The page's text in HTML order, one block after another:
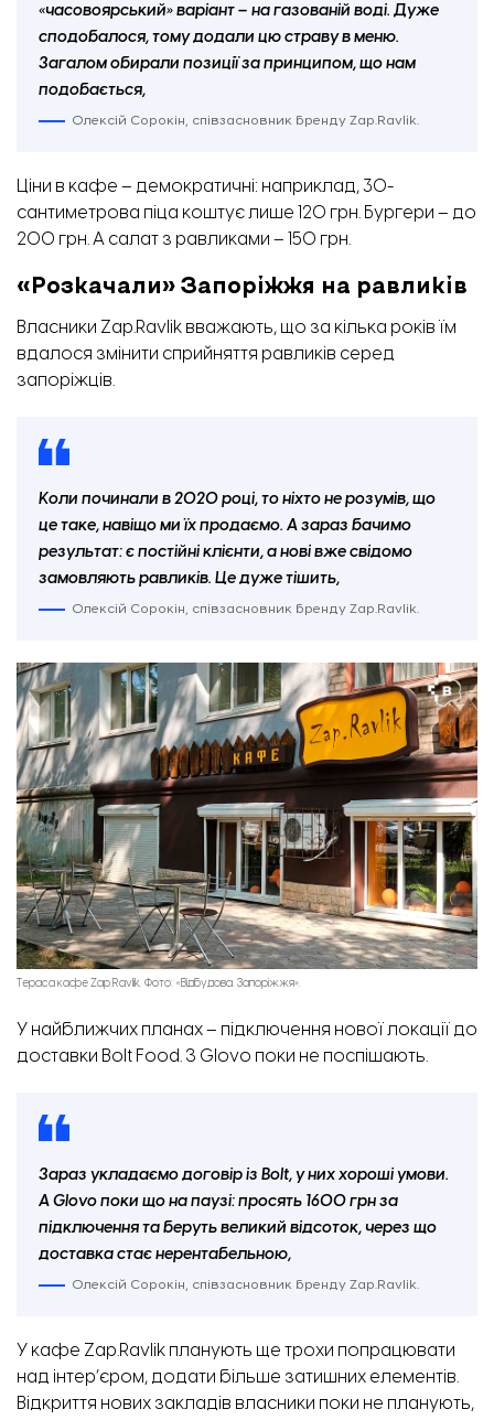
Вхід до кафе Zap.Ravlik. Фото: «Відбудова. Запоріжжя».
Зал кафе. Фото: «Відбудова. Запоріжжя».
«часовоярський» варіант – на газованій воді. Дуже
сподобалося, тому додали цю страву в меню.
Загалом обирали позиції за принципом, що нам
подобається,
Олексій Сорокін, співзасновник бренду Zap.Ravlik.
Ціни в кафе – демократичні: наприклад, 30-
сантиметрова піца коштує лише 120 грн. Бургери – до
200 грн. А салат з равликами – 150 грн.
«Розкачали» Запоріжжя на равликів
Власники Zap.Ravlik вважають, що за кілька років їм
вдалося змінити сприйняття равликів серед
запоріжців.
Коли починали в 2020 році, то ніхто не розумів, що
це таке, навіщо ми їх продаємо. А зараз бачимо
результат: є постійні клієнти, а нові вже свідомо
замовляють равликів. Це дуже тішить,
Олексій Сорокін, співзасновник бренду Zap.Ravlik.
Тераса кафе Zap.Ravlik. Фото: «Відбудова. Запоріжжя».
У найближчих планах – підключення нової локації до
доставки Bolt Food. З Glovo поки не поспішають.
Зараз укладаємо договір із Bolt, у них хороші умови.
А Glovo поки що на паузі: просять 1600 грн за
підключення та беруть великий відсоток, через що
доставка стає нерентабельною,
Олексій Сорокін, співзасновник бренду Zap.Ravlik.
У кафе Zap.Ravlik планують ще трохи попрацювати
над інтер’єром, додати більше затишних елементів.
Відкриття нових закладів власники поки не планують,